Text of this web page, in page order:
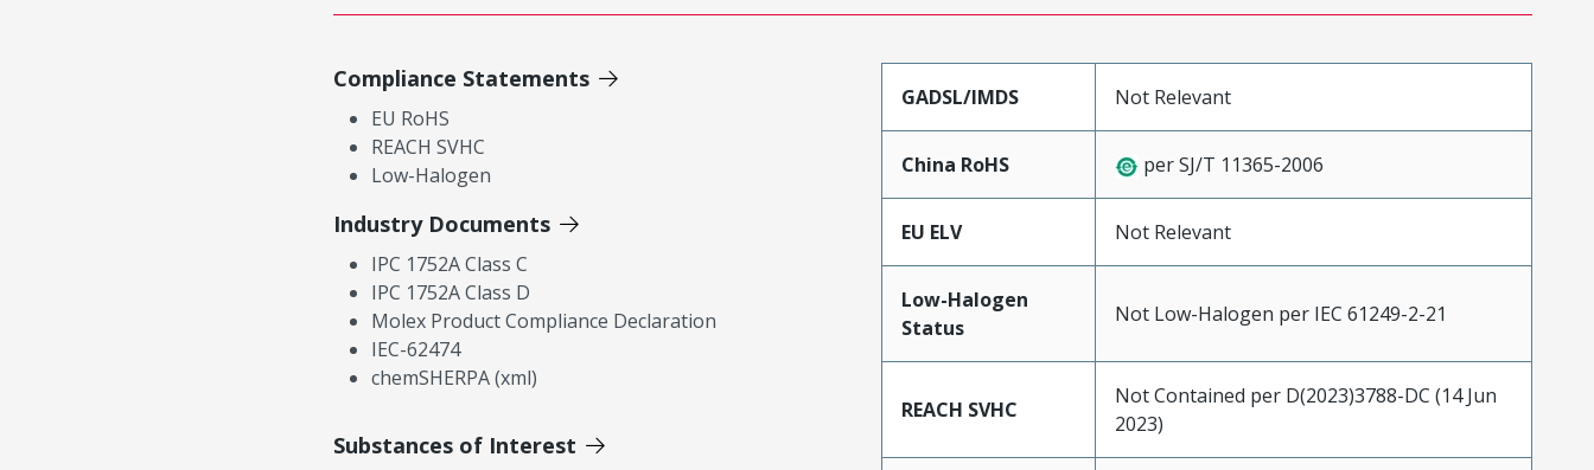
Compliance Statements
EU RoHS
REACH SVHC
Low-Halogen
Industry Documents
IPC 1752A Class C
IPC 1752A Class D
Molex Product Compliance Declaration
IEC-62474
chemSHERPA (xml)
Substances of Interest
GADSL/IMDS Not Relevant
China RoHS per SJ/T 11365-2006
EU ELV Not Relevant
Low-Halogen
Status
Not Low-Halogen per IEC 61249-2-21
REACH SVHC
Not Contained per D(2023)3788-DC (14 Jun
2023)